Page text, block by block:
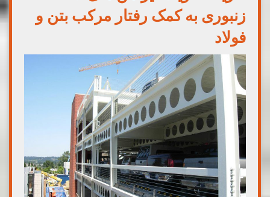
زنبوری به کمک رفتار مرکب بتن و
فولاد